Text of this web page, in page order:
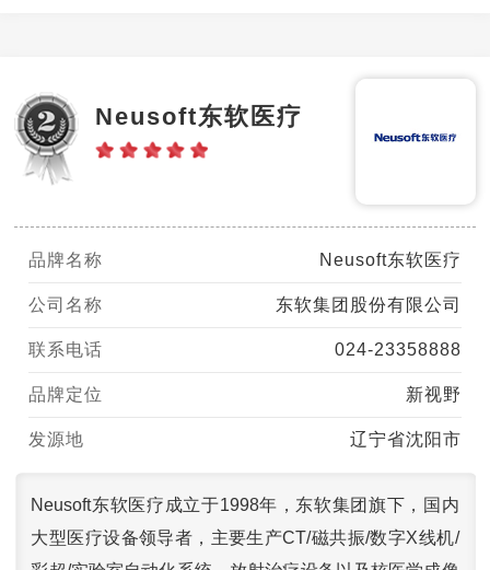
Neusoft东软医疗
品牌名称 Neusoft东软医疗
公司名称 东软集团股份有限公司
联系电话 024-23358888
品牌定位 新视野
发源地 辽宁省沈阳市
Neusoft东软医疗成立于1998年，东软集团旗下，国内
大型医疗设备领导者，主要生产CT/磁共振/数字X线机/